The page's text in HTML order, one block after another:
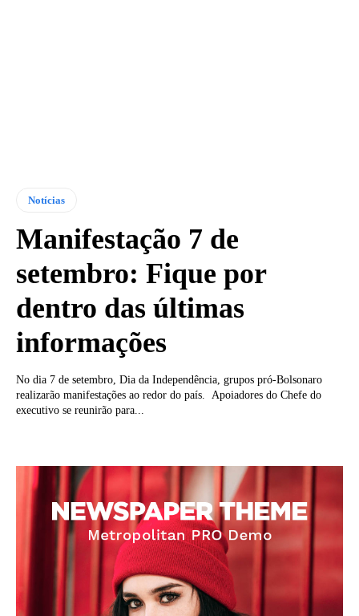
Notícias
Manifestação 7 de
setembro: Fique por
dentro das últimas
informações
No dia 7 de setembro, Dia da Independência, grupos pró-Bolsonaro
realizarão manifestações ao redor do país. Apoiadores do Chefe do
executivo se reunirão para...